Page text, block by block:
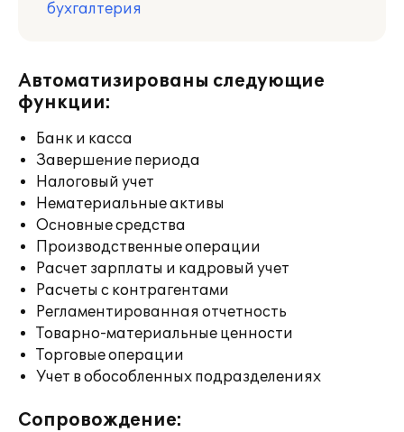
бухгалтерия
Автоматизированы следующие
функции:
Банк и касса
Завершение периода
Налоговый учет
Нематериальные активы
Основные средства
Производственные операции
Расчет зарплаты и кадровый учет
Расчеты с контрагентами
Регламентированная отчетность
Товарно-материальные ценности
Торговые операции
Учет в обособленных подразделениях
Сопровождение: